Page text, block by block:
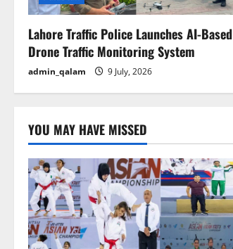
a
t
i
o
n
Lahore Traffic Police Launches AI-Based
Drone Traffic Monitoring System
admin_qalam 9 July, 2026
YOU MAY HAVE MISSED